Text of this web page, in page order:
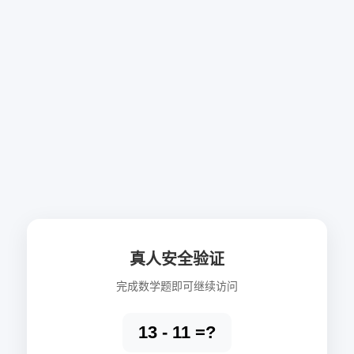
真人安全验证
完成数学题即可继续访问
13 - 11 =?